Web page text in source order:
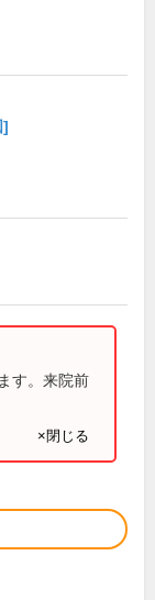
]
す。来院前
×閉じる